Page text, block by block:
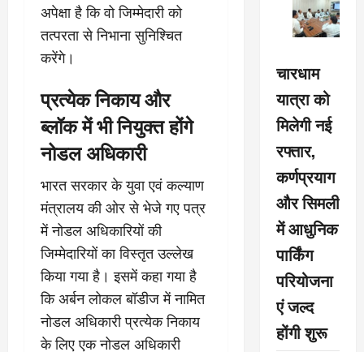
अपेक्षा है कि वो जिम्मेदारी को
तत्परता से निभाना सुनिश्चित
करेंगे।
प्रत्येक निकाय और
ब्लॉक में भी नियुक्त होंगे
नोडल अधिकारी
भारत सरकार के युवा एवं कल्याण
मंत्रालय की ओर से भेजे गए पत्र
में नोडल अधिकारियों की
जिम्मेदारियों का विस्तृत उल्लेख
किया गया है। इसमें कहा गया है
कि अर्बन लोकल बॉडीज में नामित
नोडल अधिकारी प्रत्येक निकाय
के लिए एक नोडल अधिकारी
चारधाम
यात्रा को
मिलेगी नई
रफ्तार,
कर्णप्रयाग
और सिमली
में आधुनिक
पार्किंग
परियोजना
एं जल्द
होंगी शुरू